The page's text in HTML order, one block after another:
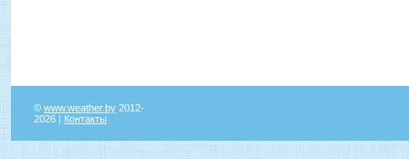
© www.weather.by 2012-
2026 | Контакты